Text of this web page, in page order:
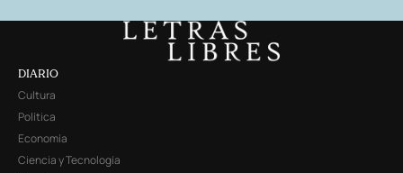
DIARIO
Cultura
Política
Economía
Ciencia y Tecnología